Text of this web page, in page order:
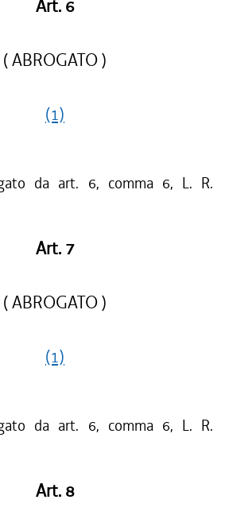
Art. 6
( ABROGATO )
(1)
da art. 6, comma 6, L. R.
Art. 7
( ABROGATO )
(1)
da art. 6, comma 6, L. R.
Art. 8